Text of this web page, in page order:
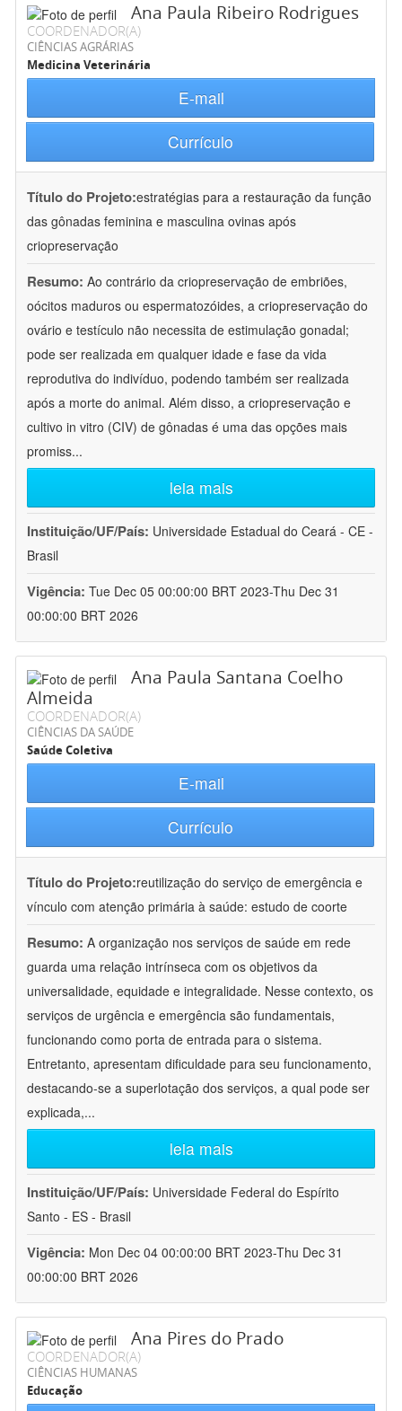
Ana Paula Ribeiro Rodrigues
COORDENADOR(A)
CIÊNCIAS AGRÁRIAS
Medicina Veterinária
E-mail
Currículo
Título do Projeto:estratégias para a restauração da função
das gônadas feminina e masculina ovinas após
criopreservação
Resumo: Ao contrário da criopreservação de embriões,
oócitos maduros ou espermatozóides, a criopreservação do
ovário e testículo não necessita de estimulação gonadal;
pode ser realizada em qualquer idade e fase da vida
reprodutiva do indivíduo, podendo também ser realizada
após a morte do animal. Além disso, a criopreservação e
cultivo in vitro (CIV) de gônadas é uma das opções mais
promiss...
leia mais
Instituição/UF/País: Universidade Estadual do Ceará - CE -
Brasil
Vigência: Tue Dec 05 00:00:00 BRT 2023-Thu Dec 31
00:00:00 BRT 2026
Ana Paula Santana Coelho
Almeida
COORDENADOR(A)
CIÊNCIAS DA SAÚDE
Saúde Coletiva
E-mail
Currículo
Título do Projeto:reutilização do serviço de emergência e
vínculo com atenção primária à saúde: estudo de coorte
Resumo: A organização nos serviços de saúde em rede
guarda uma relação intrínseca com os objetivos da
universalidade, equidade e integralidade. Nesse contexto, os
serviços de urgência e emergência são fundamentais,
funcionando como porta de entrada para o sistema.
Entretanto, apresentam dificuldade para seu funcionamento,
destacando-se a superlotação dos serviços, a qual pode ser
explicada,...
leia mais
Instituição/UF/País: Universidade Federal do Espírito
Santo - ES - Brasil
Vigência: Mon Dec 04 00:00:00 BRT 2023-Thu Dec 31
00:00:00 BRT 2026
Ana Pires do Prado
COORDENADOR(A)
CIÊNCIAS HUMANAS
Educação